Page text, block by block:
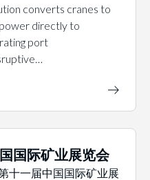
converts cranes to
directly to
port
国际矿业展览会
十一届中国国际矿业展